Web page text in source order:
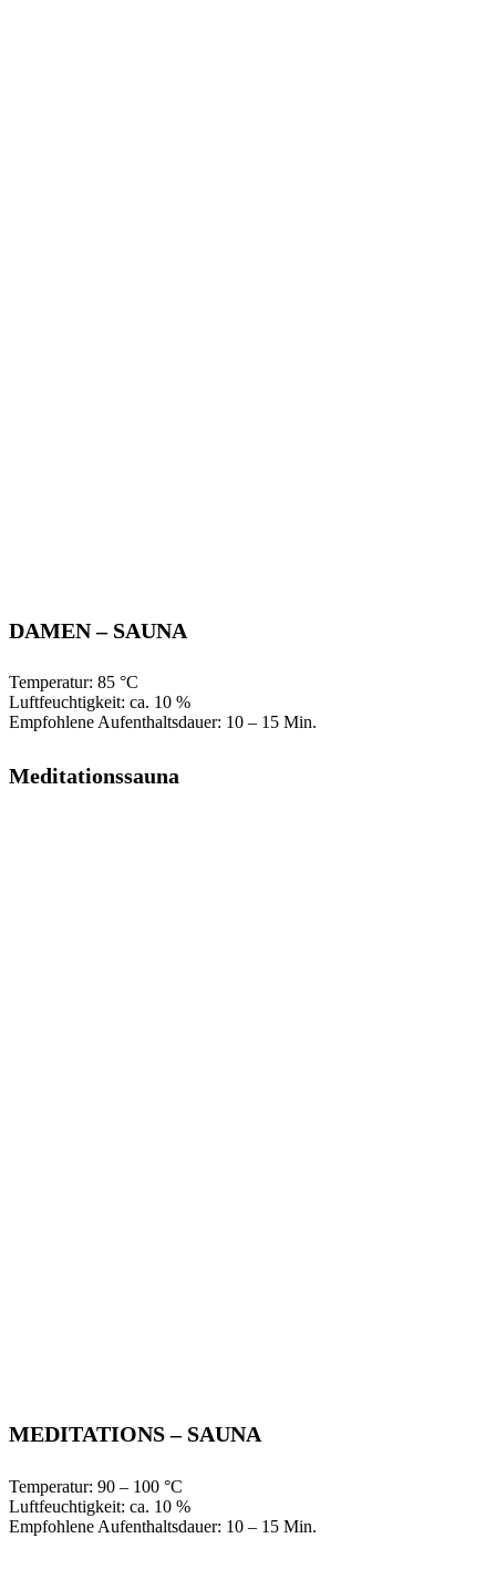
DAMEN – SAUNA
Temperatur: 85 °C
Luftfeuchtigkeit: ca. 10 %
Empfohlene Aufenthaltsdauer: 10 – 15 Min.
Meditationssauna
MEDITATIONS – SAUNA
Temperatur: 90 – 100 °C
Luftfeuchtigkeit: ca. 10 %
Empfohlene Aufenthaltsdauer: 10 – 15 Min.